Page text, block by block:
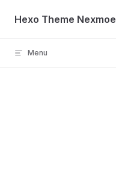
Skip to content
Hexo Theme Nexmoe
Menu